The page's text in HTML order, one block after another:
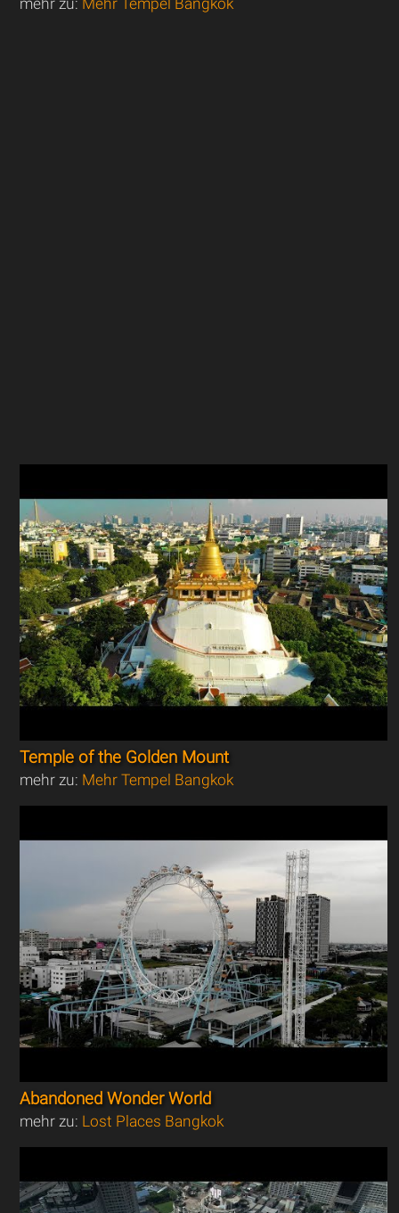
mehr zu: Mehr Tempel Bangkok
Temple of the Golden Mount
mehr zu: Mehr Tempel Bangkok
Abandoned Wonder World
mehr zu: Lost Places Bangkok